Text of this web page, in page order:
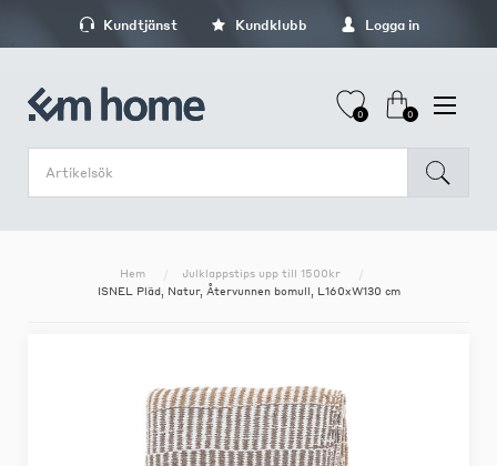
Kundtjänst Kundklubb Logga in
0 0
Hem
Julklappstips upp till 1500kr
ISNEL Pläd, Natur, Återvunnen bomull, L160xW130 cm